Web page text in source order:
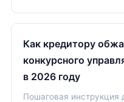
Как кредитору
конкурсного
в 2026 году
Пошаговая инструкция